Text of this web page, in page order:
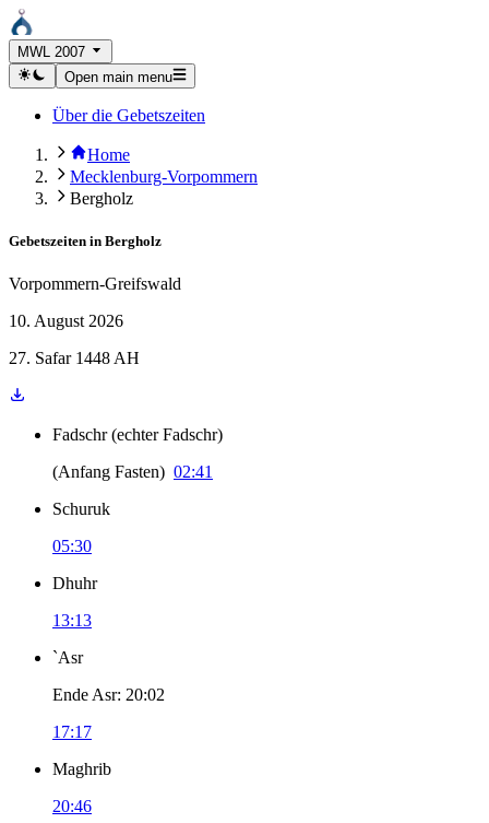
MWL 2007
Open main menu
Über die Gebetszeiten
Home
Mecklenburg-Vorpommern
Bergholz
Gebetszeiten in Bergholz
Vorpommern-Greifswald
10. August 2026
27. Safar 1448 AH
Fadschr (echter Fadschr)
(Anfang Fasten) 02:41
Schuruk
05:30
Dhuhr
13:13
`Asr
Ende Asr: 20:02
17:17
Maghrib
20:46